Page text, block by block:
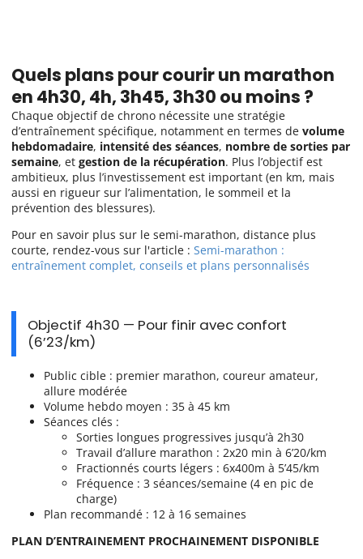
Quels plans pour courir un marathon
en 4h30, 4h, 3h45, 3h30 ou moins ?
Chaque objectif de chrono nécessite une stratégie
d’entraînement spécifique, notamment en termes de volume
hebdomadaire, intensité des séances, nombre de sorties par
semaine, et gestion de la récupération. Plus l’objectif est
ambitieux, plus l’investissement est important (en km, mais
aussi en rigueur sur l’alimentation, le sommeil et la
prévention des blessures).
Pour en savoir plus sur le semi-marathon, distance plus
courte, rendez-vous sur l'article : Semi-marathon :
entraînement complet, conseils et plans personnalisés
Objectif 4h30 — Pour finir avec confort
(6’23/km)
Public cible : premier marathon, coureur amateur,
allure modérée
Volume hebdo moyen : 35 à 45 km
Séances clés :
Sorties longues progressives jusqu’à 2h30
Travail d’allure marathon : 2x20 min à 6’20/km
Fractionnés courts légers : 6x400m à 5’45/km
Fréquence : 3 séances/semaine (4 en pic de
charge)
Plan recommandé : 12 à 16 semaines
PLAN D’ENTRAINEMENT PROCHAINEMENT DISPONIBLE